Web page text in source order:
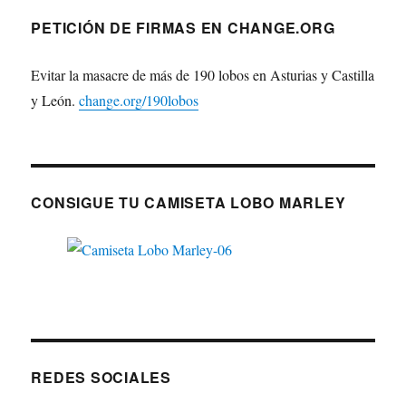
PETICIÓN DE FIRMAS EN CHANGE.ORG
Evitar la masacre de más de 190 lobos en Asturias y Castilla
y León.change.org/190lobos
CONSIGUE TU CAMISETA LOBO MARLEY
REDES SOCIALES